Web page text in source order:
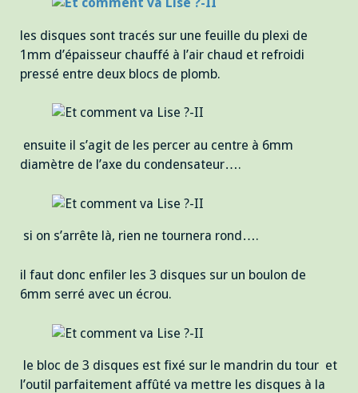
les disques sont tracés sur une feuille du plexi de
1mm d’épaisseur chauffé à l’air chaud et refroidi
pressé entre deux blocs de plomb.
ensuite il s’agit de les percer au centre à 6mm
diamètre de l’axe du condensateur….
si on s’arrête là, rien ne tournera rond….
il faut donc enfiler les 3 disques sur un boulon de
6mm serré avec un écrou.
le bloc de 3 disques est fixé sur le mandrin du tour et
l’outil parfaitement affûté va mettre les disques à la